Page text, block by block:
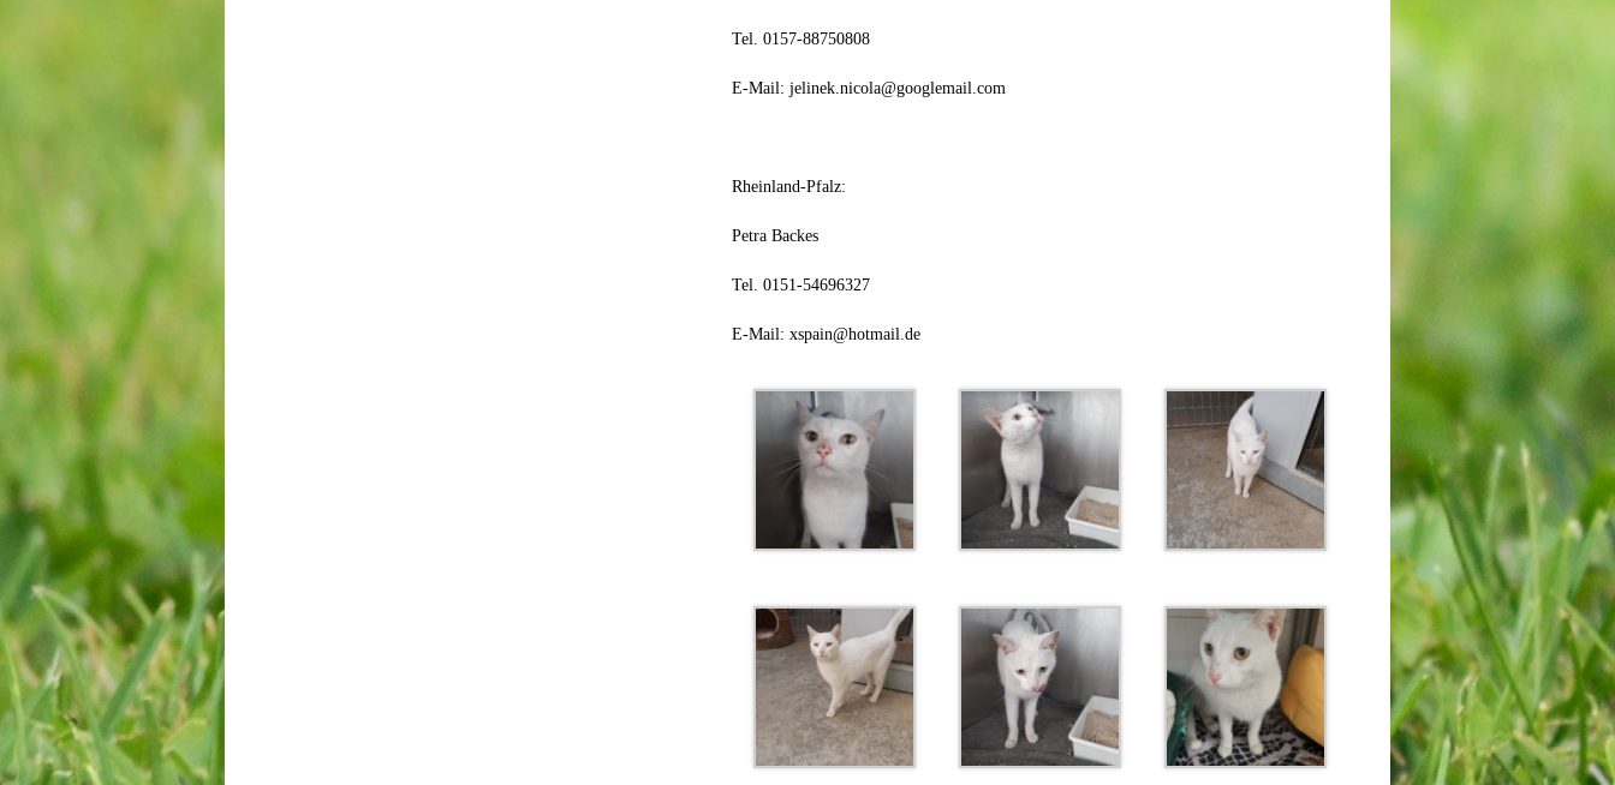
Tel. 0157-88750808
E-Mail: jelinek.nicola@googlemail.com
Rheinland-Pfalz:
Petra Backes
Tel. 0151-54696327
E-Mail: xspain@hotmail.de